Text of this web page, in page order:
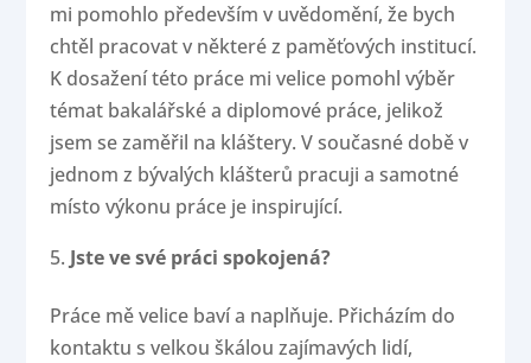
mi pomohlo především v uvědomění, že bych
chtěl pracovat v některé z paměťových institucí.
K dosažení této práce mi velice pomohl výběr
témat bakalářské a diplomové práce, jelikož
jsem se zaměřil na kláštery. V současné době v
jednom z bývalých klášterů pracuji a samotné
místo výkonu práce je inspirující.
Jste ve své práci spokojená?
Práce mě velice baví a naplňuje. Přicházím do
kontaktu s velkou škálou zajímavých lidí,